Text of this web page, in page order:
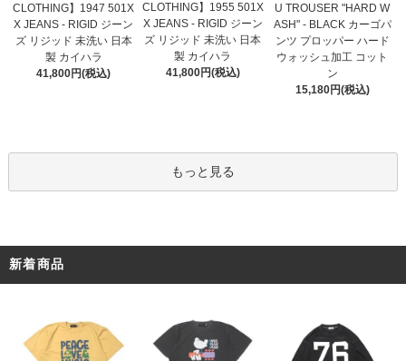
CLOTHING】1947 501X
X JEANS - RIGID ジーン
ズ リジッド 未洗い 日本
製 カイハラ
41,800円(税込)
CLOTHING】1955 501X
X JEANS - RIGID ジーン
ズ リジッド 未洗い 日本
製 カイハラ
41,800円(税込)
U TROUSER "HARD W
ASH" - BLACK カーゴパ
ンツ プロッパー ハード
ウォッシュ加工 コット
ン
15,180円(税込)
もっと見る
新着商品